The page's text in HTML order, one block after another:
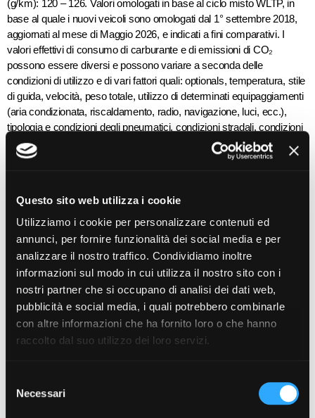
Questo sito web utilizza i cookie
Utilizziamo i cookie per personalizzare contenuti ed
annunci, per fornire funzionalità dei social media e per
analizzare il nostro traffico. Condividiamo inoltre
informazioni sul modo in cui utilizza il nostro sito con i
nostri partner che si occupano di analisi dei dati web,
pubblicità e social media, i quali potrebbero combinarle
con altre informazioni che ha fornito loro o che hanno
raccolto dal suo utilizzo dei loro servizi.
Necessari
(g/km): 120 – 126. Valori omologati in base al ciclo misto WLTP, in
base al quale i nuovi veicoli sono omologati dal 1° settembre 2018,
aggiornati al mese di Maggio 2026, e indicati a fini comparativi. I
valori effettivi di consumo di carburante e di emissioni di CO₂
possono essere diversi e possono variare a seconda delle
condizioni di utilizzo e di vari fattori quali: optionals, temperatura, stile
di guida, velocità, peso totale, utilizzo di determinati equipaggiamenti
(aria condizionata, riscaldamento, radio, navigazione, luci, ecc.),
tipologia e condizioni degli pneumatici, condizioni stradali, condizioni
climatiche esterne, ecc. Immagini illustrative; caratteristiche/colori
possono differire da quanto rappresentato. Messaggio pubblicitario,
PREZZI CHIARI
Nessuna sorpresa, nella
descrizione del veicolo
NESSUN OBBLIGO
Nessun obbligo a fare
finanziamento